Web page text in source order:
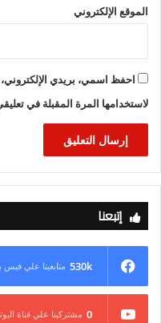
المنتجات المستخدمة في
المشروعات بكفاءة عالية
الموقع الإلكتروني
احفظ اسمي، بريدي
لاستخدامها المرة المقبلة في
إتبعنا
530k متابعينا علي
0 مشتركينا علي قناة